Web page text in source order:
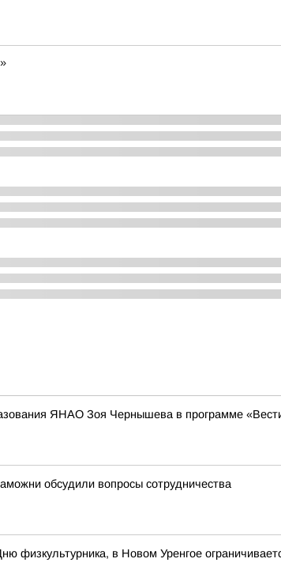
ЯНАО Зоя Чернышева в программе
обсудили вопросы сотрудничества
физкультурника, в Новом Уренгое